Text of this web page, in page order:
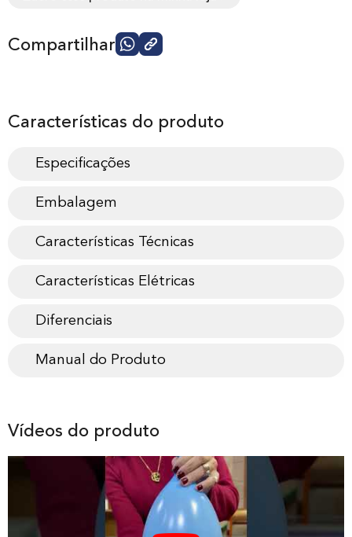
Compartilhar
Características do produto
Especificações
Embalagem
Características Técnicas
Características Elétricas
Diferenciais
Manual do Produto
Vídeos do produto